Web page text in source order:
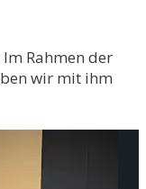
Rahmen der
wir mit ihm